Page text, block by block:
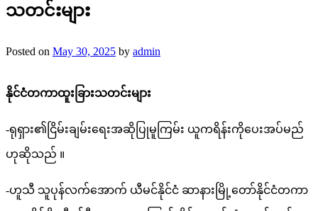
သတင်းများ
Posted on May 30, 2025 by admin
နိုင်ငံတကာထူးခြားသတင်းများ
-ရုရှား၏ငြိမ်းချမ်းရေးအဆိုပြုမူကြမ်း ယူကရိန်းကိုပေးအပ်မည်
ဟုဆိုသည် ။
-ဟူသီ သူပုန်လက်အောက် ယီမင်နိုင်ငံ ဆာနားမြို့တော်နိုင်ငံတကာ